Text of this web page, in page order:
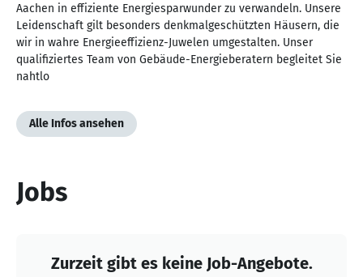
Aachen in effiziente Energiesparwunder zu verwandeln. Unsere
Leidenschaft gilt besonders denkmalgeschützten Häusern, die
wir in wahre Energieeffizienz-Juwelen umgestalten. Unser
qualifiziertes Team von Gebäude-Energieberatern begleitet Sie
nahtlo
Alle Infos ansehen
Jobs
Zurzeit gibt es keine Job-Angebote.